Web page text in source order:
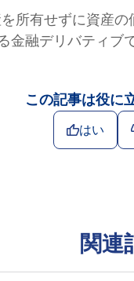
所有せずに資産
融デリバティブで
この記事は役に
はい
関連